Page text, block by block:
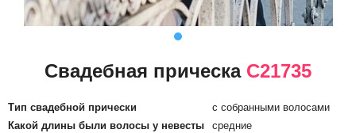
Свадебная прическа С21735
Тип свадебной прически
с собранными волосами
Какой длины были волосы у невесты
средние